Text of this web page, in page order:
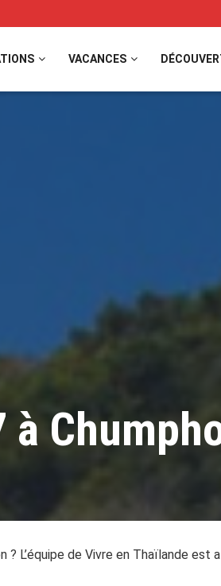
VACANCES
? L’équipe de Vivre en Thaïlande